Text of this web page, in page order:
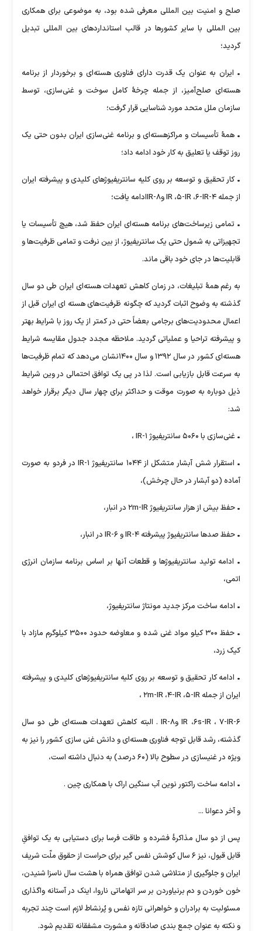
صلح و امنیت بین المللی معرفی شده بود، به موضوعی برای همکاری
بین المللی با سایر کشورها در قالب استانداردهای بین المللی تبدیل
گردید؛
• ایران به عنوان یک قدرت دارای فناوری هسته‌ای و برخوردار از برنامه
هسته‌ای صلح‌آمیز، از جمله چرخۀ کامل سوخت و غنی‌سازی، توسط
سازمان ملل متحد مورد شناسایی قرار گرفت؛
• همۀ تأسیسات و مراکزهسته‌ای و برنامه غنی‌سازی ایران بدون حتی یک
روز توقف یا تعلیق به کار خود ادامه داد؛
• کار تحقیق و توسعه بر روی کلیه سانتریفیوژهای کلیدی و پیشرفته ایران
از جمله ۴-IR ،۵-IR ،۶-IR و۸-IRادامه یافت؛
• تمامی زیرساخت‌های برنامه هسته‌ای ایران حفظ شد، هیچ تأسیسات یا
تجهیزاتی به شمول حتی یک سانتریفیوژ، از بین نرفت و تمامی ظرفیت‌ها و
قابلیت‌ها در جای خود باقی ماند.
به رغم همۀ تبلیغات، در زمان کاهش تعهدات هسته‌ای ایران طی دو سال
گذشته به وضوح اثبات گردید که چگونه ظرفیت‌های هسته ای ایران قبل از
اعمال محدودیت‌های برجامی بعضاً حتی در کمتر از یک روز با شرایط بهتر
و پیشرفته تراحیا و عملیاتی گردید. ملاحظه مجدد جدول مقایسه شرایط
هسته‌ای کشور در سال ۱۳۹۲ و سال ۱۴۰۰نشان می‌دهد که تمام ظرفیت‌ها
به سرعت قابل بازیابی است. لذا در پی یک توافق احتمالی در وین شرایط
ذیل دوباره به صورت موقت و حداکثر برای چهار سال دیگر برقرار خواهد
شد:
• غنی‌سازی با ۵۰۶۰ سانتریفیوژ ۱-IR ،
• استقرار شش آبشار متشکل از ۱۰۴۴ سانتریفیوژ ۱-IR در فردو به صورت
آماده (دو آبشار در حال چرخش)،
• حفظ بیش از هزار سانتریفیوژ ۲m-IR در انبار،
• حفظ صدها سانتریفیوژ پیشرفته ۴-IR و ۶-IR در انبار،
• ادامه تولید سانتریفیوژها و قطعات آنها بر اساس برنامه سازمان انرژی
اتمی،
• ادامه ساخت مرکز جدید مونتاژ سانتریفیوژ،
• حفظ ۳۰۰ کیلو مواد غنی شده و معاوضه حدود ۳۵۰۰ کیلوگرم مازاد با
کیک زرد،
• ادامه کار تحقیق و توسعه بر روی کلیه سانتریفیوژهای کلیدی و پیشرفته
ایران از جمله ۲m-IR ،۴-IR ،۵-IR ،
۶-IR ،۶s-IR ، ۷-IR و۸-IR . البته کاهش تعهدات هسته‌ای طی دو سال
گذشته، رشد قابل توجه فناوری هسته‌ای و دانش غنی سازی کشور را نیز به
ویژه در غنیسازی در سطوح بالا (۶۰ درصد) به دنبال داشته است،
• ادامه ساخت راکتور نوین آب سنگین اراک با همکاری چین .
و آخر دعوانا ...
پس از دو سال مذاکرۀ فشرده و طاقت فرسا برای دستیابی به یک توافقِ
قابل قبول، نیز ۶ سال کوشش نفس گیر برای حراست از حقوق ملّت شریف
ایران و جلوگیری از متلاشی شدن توافق همراه با هشت سال ناسزا شنیدن،
خون خوردن و دم برنیاوردن بر سر اتهاماتی ناروا، اینک در آستانه واگذاری
مسئولیت به برادران و خواهرانی تازه نفس و پُرنشاط لازم است چند تجربه
و نکته به عنوان جمع بندی صادقانه و مشورت مشفقانه تقدیم شود.